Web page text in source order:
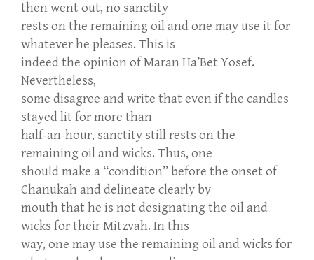
then went out, no sanctity
rests on the remaining oil and one may use it for
whatever he pleases. This is
indeed the opinion of Maran Ha’Bet Yosef.
Nevertheless,
some disagree and write that even if the candles
stayed lit for more than
half-an-hour, sanctity still rests on the
remaining oil and wicks. Thus, one
should make a “condition” before the onset of
Chanukah and delineate clearly by
mouth that he is not designating the oil and
wicks for their Mitzvah. In this
way, one may use the remaining oil and wicks for